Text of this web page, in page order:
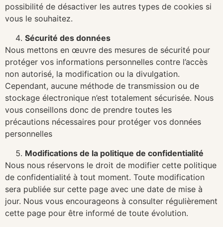
possibilité de désactiver les autres types de cookies si
vous le souhaitez.
Sécurité des données
Nous mettons en œuvre des mesures de sécurité pour
protéger vos informations personnelles contre l’accès
non autorisé, la modification ou la divulgation.
Cependant, aucune méthode de transmission ou de
stockage électronique n’est totalement sécurisée. Nous
vous conseillons donc de prendre toutes les
précautions nécessaires pour protéger vos données
personnelles
Modifications de la politique de confidentialité
Nous nous réservons le droit de modifier cette politique
de confidentialité à tout moment. Toute modification
sera publiée sur cette page avec une date de mise à
jour. Nous vous encourageons à consulter régulièrement
cette page pour être informé de toute évolution.